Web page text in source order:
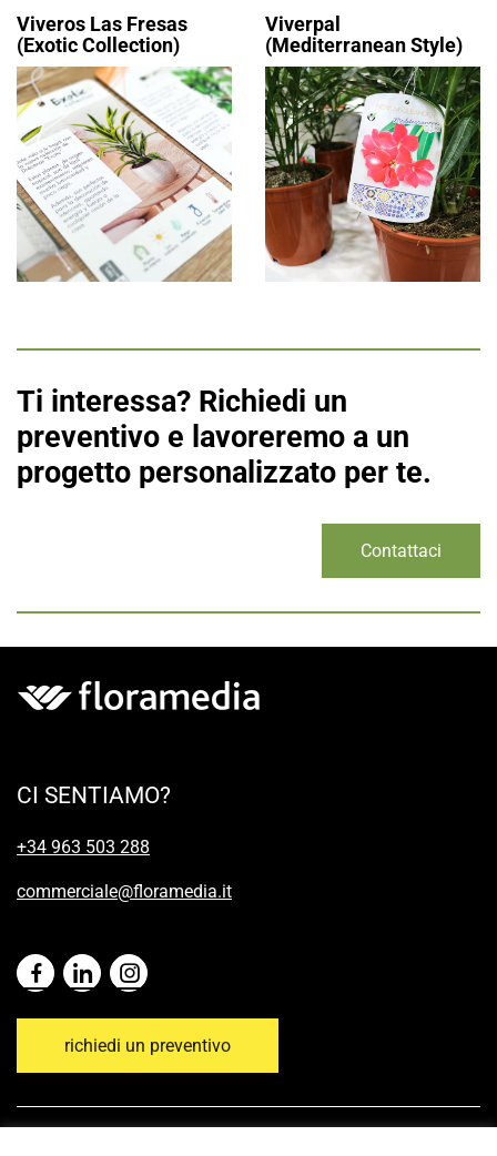
Viveros Las Fresas
(Exotic Collection)
Viverpal
(Mediterranean Style)
Ti interessa? Richiedi un
preventivo e lavoreremo a un
progetto personalizzato per te.
Contattaci
CI SENTIAMO?
+34 963 503 288
commerciale@floramedia.it
richiedi un preventivo